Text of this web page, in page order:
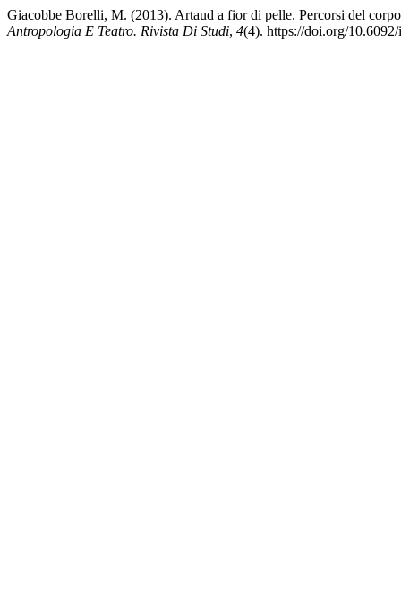
Giacobbe Borelli, M. (2013). Artaud a fior di pelle. Percorsi del
Antropologia E Teatro. Rivista Di Studi, 4(4). https://doi.org/